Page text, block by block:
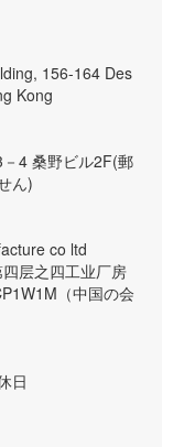
156-164 Des
Kong
4 桑野ビル2F(郵
ん)
co ltd
层之四工业厂房
（中国の会
日